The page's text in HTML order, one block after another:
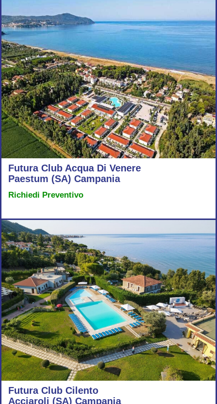
Futura Club Acqua Di Venere
Paestum (SA) Campania
Richiedi Preventivo
Futura Club Cilento
Acciaroli (SA) Campania